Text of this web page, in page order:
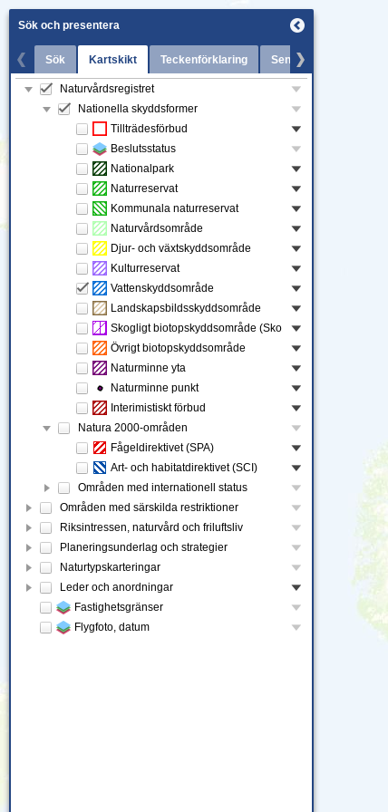
Sök och presentera
Sök Kartskikt Teckenförklaring Senaste nytt
KartskiktNaturvårdsregistret
Nationella skyddsformer
Tillträdesförbud
Beslutsstatus
Nationalpark
Naturreservat
Kommunala naturreservat
Naturvårdsområde
Djur- och växtskyddsområde
Kulturreservat
Vattenskyddsområde
Landskapsbildsskyddsområde
Skogligt biotopskyddsområde (Skogsstyrelsen)
Övrigt biotopskyddsområde
Naturminne yta
Naturminne punkt
Interimistiskt förbud
Natura 2000-områden
Fågeldirektivet (SPA)
Art- och habitatdirektivet (SCI)
Områden med internationell status
Områden med särskilda restriktioner
Riksintressen, naturvård och friluftsliv
Planeringsunderlag och strategier
Naturtypskarteringar
Leder och anordningar
Fastighetsgränser
Flygfoto, datum